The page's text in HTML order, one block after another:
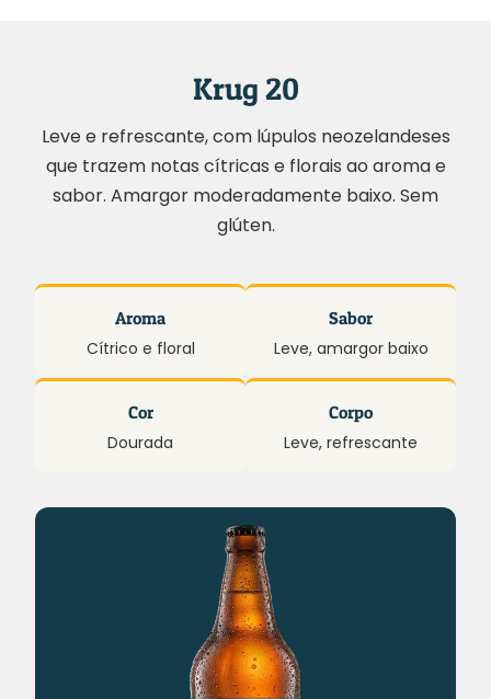
Krug 20
Leve e refrescante, com lúpulos neozelandeses
que trazem notas cítricas e florais ao aroma e
sabor. Amargor moderadamente baixo. Sem
glúten.
Aroma
Cítrico e floral
Sabor
Leve, amargor baixo
Cor
Dourada
Corpo
Leve, refrescante